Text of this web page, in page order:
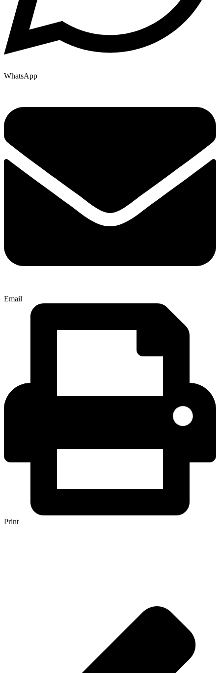
WhatsApp
Email
Print